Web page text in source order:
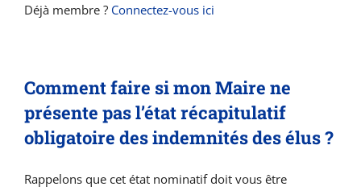
Déjà membre ? Connectez-vous ici
Comment faire si mon Maire ne
présente pas l’état récapitulatif
obligatoire des indemnités des élus ?
Rappelons que cet état nominatif doit vous être